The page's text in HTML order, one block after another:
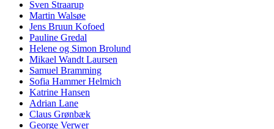
Sven Straarup
Martin Walsøe
Jens Bruun Kofoed
Pauline Gredal
Helene og Simon Brolund
Mikael Wandt Laursen
Samuel Bramming
Sofia Hammer Helmich
Katrine Hansen
Adrian Lane
Claus Grønbæk
George Verwer